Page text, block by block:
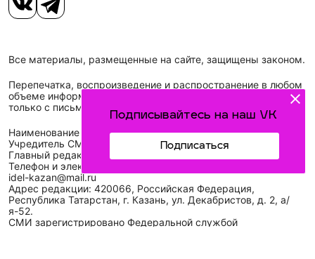
Подписывайтесь на наш VK
Подписаться
Все материалы, размещенные на сайте, защищены законом.
Перепечатка, воспроизведение и распространение в любом
объеме информации, размещенной на сайте, возможна
только с письменного согласия редакций СМИ.
Наименование сетевого издания: Идел-Идель
Учредитель СМИ: АО «ТАТМЕДИА»
Главный редактор: Галимова Рамзия Ризвановна
Телефон и электронная почта редакции: (843) 222-05-45,
idel-kazan@mail.ru
Адрес редакции: 420066, Российская Федерация,
Республика Татарстан, г. Казань, ул. Декабристов, д. 2, а/
я-52.
СМИ зарегистрировано Федеральной службой